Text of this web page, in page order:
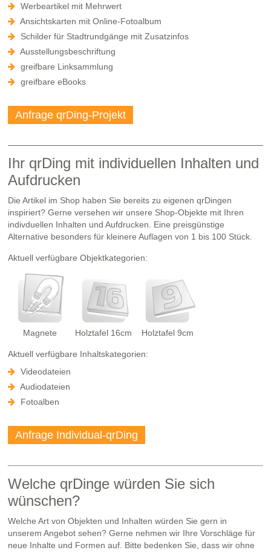
Werbeartikel mit Mehrwert
Ansichtskarten mit Online-Fotoalbum
Schilder für Stadtrundgänge mit Zusatzinfos
Ausstellungsbeschriftung
greifbare Linksammlung
greifbare eBooks
Anfrage qrDing-Projekt
Ihr qrDing mit individuellen Inhalten und
Aufdrucken
Die Artikel im Shop haben Sie bereits zu eigenen qrDingen
inspiriert? Gerne versehen wir unsere Shop-Objekte mit Ihren
indivduellen Inhalten und Aufdrucken. Eine preisgünstige
Alternative besonders für kleinere Auflagen von 1 bis 100 Stück.
Aktuell verfügbare Objektkategorien:
Magnete Holztafel 16cm Holztafel 9cm
Aktuell verfügbare Inhaltskategorien:
Videodateien
Audiodateien
Fotoalben
Anfrage Individual-qrDing
Welche qrDinge würden Sie sich
wünschen?
Welche Art von Objekten und Inhalten würden Sie gern in
unserem Angebot sehen? Gerne nehmen wir Ihre Vorschläge für
neue Inhalte und Formen auf. Bitte bedenken Sie, dass wir ohne